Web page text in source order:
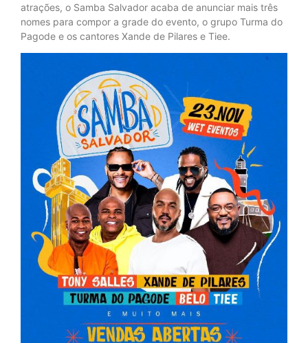
atrações, o Samba Salvador acaba de anunciar mais três
nomes para compor a grade do evento, o grupo Turma do
Pagode e os cantores Xande de Pilares e Tiee.